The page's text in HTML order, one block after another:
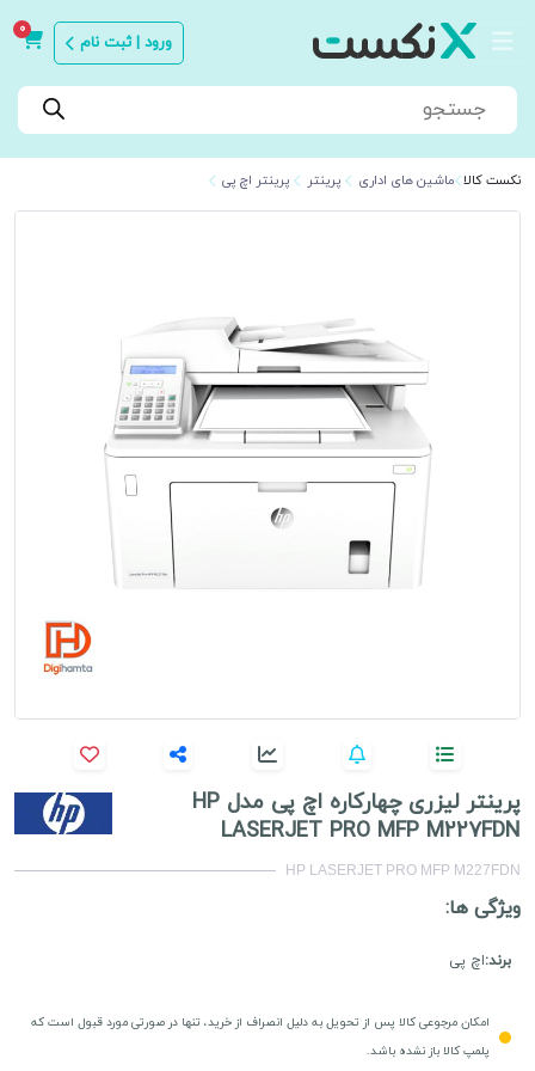
ورود | ثبت نام
0
Products
search
نکست کالا ماشین های اداری پرینتر پرینتر اچ پی
پرینتر لیزری چهارکاره اچ پی مدل HP
LASERJET PRO MFP M227FDN
HP LASERJET PRO MFP M227FDN
ویژگی ها:
برند:اچ پی
امکان مرجوعی کالا پس از تحویل به دلیل انصراف از خرید، تنها در صورتی مورد قبول است که
پلمپ کالا باز نشده باشد.